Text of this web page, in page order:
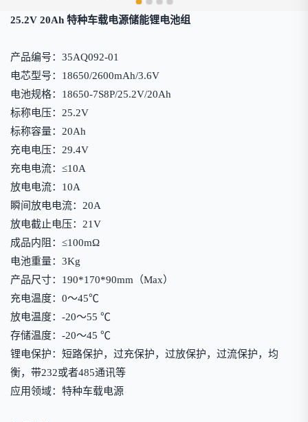
25.2V 20Ah 特种车载电源储能锂电池组
产品编号：35AQ092-01
电芯型号：18650/2600mAh/3.6V
电池规格：18650-7S8P/25.2V/20Ah
标称电压：25.2V
标称容量：20Ah
充电电压：29.4V
充电电流：≤10A
放电电流：10A
瞬间放电电流：20A
放电截止电压：21V
成品内阻：≤100mΩ
电池重量：3Kg
产品尺寸：190*170*90mm（Max）
充电温度：0～45℃
放电温度：-20～55 ℃
存储温度：-20～45 ℃
锂电保护：短路保护，过充保护，过放保护，过流保护，均
衡，带232或者485通讯等
应用领域：特种车载电源